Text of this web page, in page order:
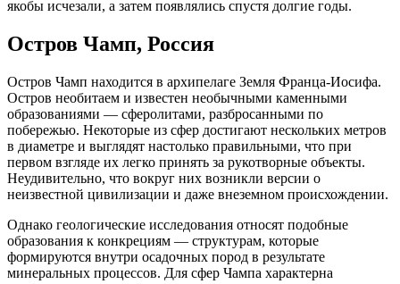
якобы исчезали, а затем появлялись спустя долгие годы.
Остров Чамп, Россия
Остров Чамп находится в архипелаге Земля Франца-Иосифа.
Остров необитаем и известен необычными каменными
образованиями — сферолитами, разбросанными по
побережью. Некоторые из сфер достигают нескольких метров
в диаметре и выглядят настолько правильными, что при
первом взгляде их легко принять за рукотворные объекты.
Неудивительно, что вокруг них возникли версии о
неизвестной цивилизации и даже внеземном происхождении.
Однако геологические исследования относят подобные
образования к конкрециям — структурам, которые
формируются внутри осадочных пород в результате
минеральных процессов. Для сфер Чампа характерна